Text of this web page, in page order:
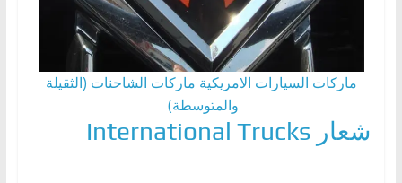
ماركات السيارات الامريكية ماركات الشاحنات (الثقيلة
والمتوسطة)
شعار International Trucks